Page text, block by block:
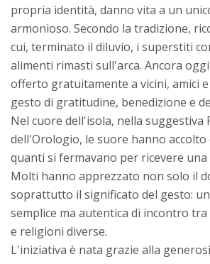
propria identità, danno vita a un
armonioso. Secondo la tradizione,
cui, terminato il diluvio, i superstiti
alimenti rimasti sull'arca. Ancora
offerto gratuitamente a vicini, amici
gesto di gratitudine, benedizione e
Nel cuore dell'isola, nella suggestiva
dell'Orologio, le suore hanno
quanti si fermavano per ricevere
Molti hanno apprezzato non solo il
soprattutto il significato del gesto:
semplice ma autentica di incontro
e religioni diverse.
L'iniziativa è nata grazie alla